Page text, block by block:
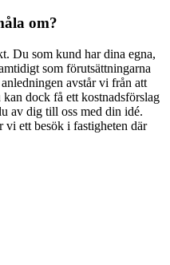
om?
Du som kund har dina egna,
som förutsättningarna
avstår vi från att
dock få ett kostnadsförslag
av dig till oss med din idé.
vi ett besök i fastigheten där